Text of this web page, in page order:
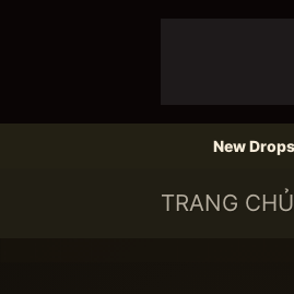
New Drops
TRANG CHỦ